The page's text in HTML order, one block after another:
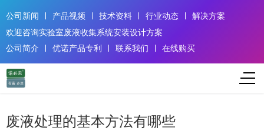
公司新闻 产品视频 技术资料 行业动态
解决方案
欢迎咨询实验室废液收集系统安装设计方案
公司简介
优诺产品专利 联系我们 在线购买
废液处理的基本方法有哪些